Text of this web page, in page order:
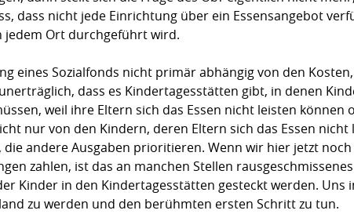
dass nicht jede Einrichtung über ein Essensangebot
jedem Ort durchgeführt wird.
eines Sozialfonds nicht primär abhängig von den
dass es Kindertagesstätten gibt, in denen
weil ihre Eltern sich das Essen nicht leisten können
nur von den Kindern, deren Eltern sich das Essen
andere Ausgaben prioritieren. Wenn wir hier jetzt
zahlen, ist das an manchen Stellen
Kinder in den Kindertagesstätten gesteckt werden. Uns
zu werden und den berühmten ersten Schritt zu tun.